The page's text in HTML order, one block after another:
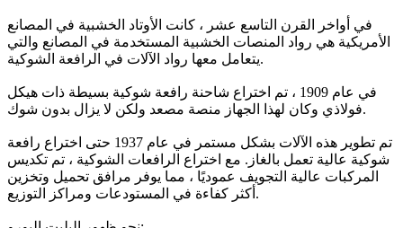
في أواخر القرن التاسع عشر ، كانت الأوتاد الخشبية في المصانع
الأمريكية هي رواد المنصات الخشبية المستخدمة في المصانع والتي
يتعامل معها رواد الآلات في الرافعة الشوكية.
في عام 1909 ، تم اختراع شاحنة رافعة شوكية بسيطة ذات هيكل
فولاذي وكان لهذا الجهاز منصة مصعد ولكن لا يزال بدون شوك.
تم تطوير هذه الآلات بشكل مستمر في عام 1937 حتى اختراع رافعة
شوكية عالية تعمل بالغاز. مع اختراع الرافعات الشوكية ، تم تكديس
المركبات عالية التجويف عموديًا ، مما يوفر مرافق تحميل وتخزين
أكثر كفاءة في المستودعات ومراكز التوزيع.